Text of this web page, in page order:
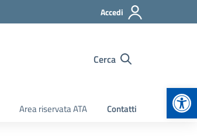
Accedi
Cerca
Area riservata ATA Contatti